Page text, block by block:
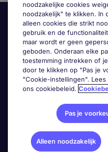
Handige informatie
Google Rating
noodzakelijke cookies
noodzakelijk" te klikken. In
alleen cookies die strikt
gebruik en de
maar wordt er geen
geboden. Onderaan elke
toestemming intrekken of
door te klikken op "Pas je
"Cookie-instellingen".
ons cookiebeleid.
Pas je
Alleen noodzakelijk